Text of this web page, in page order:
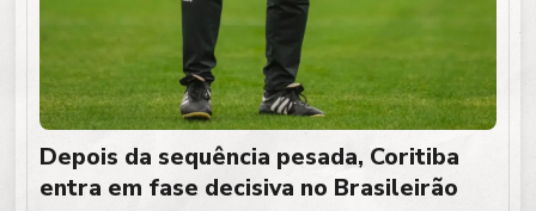
Depois da sequência pesada, Coritiba
entra em fase decisiva no Brasileirão